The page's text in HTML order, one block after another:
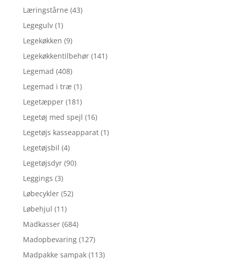
Læringstårne (43)
Legegulv (1)
Legekøkken (9)
Legekøkkentilbehør (141)
Legemad (408)
Legemad i træ (1)
Legetæpper (181)
Legetøj med spejl (16)
Legetøjs kasseapparat (1)
Legetøjsbil (4)
Legetøjsdyr (90)
Leggings (3)
Løbecykler (52)
Løbehjul (11)
Madkasser (684)
Madopbevaring (127)
Madpakke sampak (113)